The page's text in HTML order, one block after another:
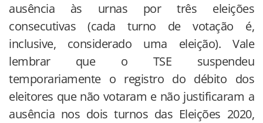
ausência às urnas por três eleições
consecutivas (cada turno de votação é,
inclusive, considerado uma eleição). Vale
lembrar que o TSE suspendeu
temporariamente o registro do débito dos
eleitores que não votaram e não justificaram a
ausência nos dois turnos das Eleições 2020,